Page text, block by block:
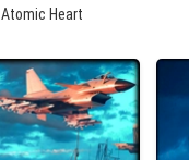
Atomic Heart